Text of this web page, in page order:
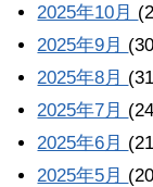
2025年10月
2025年9月
2025年8月
2025年7月
2025年6月
2025年5月